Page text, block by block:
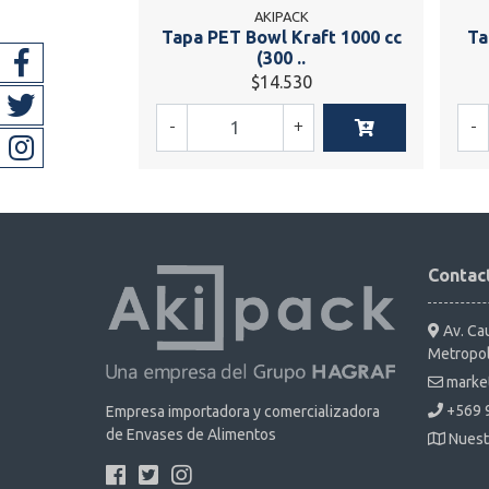
AKIPACK
Tapa PET Bowl Kraft 1000 cc
(300 ..
$14.530
+
- -
Empresa importadora y comercializadora
de Envases de Alimentos
Av.
+569